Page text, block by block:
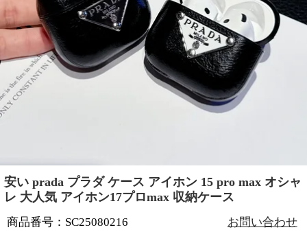
安い prada プラダ ケース アイホン 15 pro max オシャ
レ 大人気 アイホン17プロmax 収納ケース
商品番号：SC25080216 お問い合わせ